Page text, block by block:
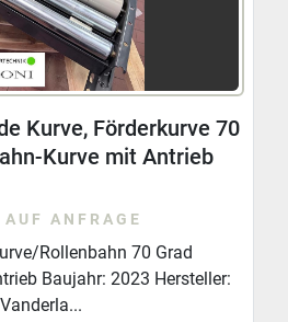
Kurve, Förderkurve 70
Kurve mit Antrieb
ANFRAGE
Rollenbahn 70 Grad
Baujahr: 2023 Hersteller:
Vanderla...